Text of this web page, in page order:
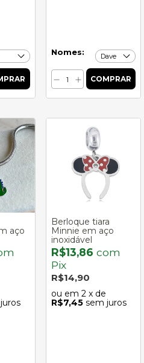
Nomes:
aço
Berloque tiara
Minnie em aço
inoxidável
R$13,86 com
Pix
R$14,90
2 x de
R$7,45 sem juros